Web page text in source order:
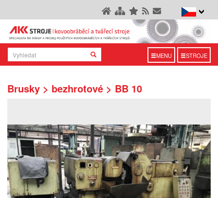
MENU STROJE
Brusky > bezhrotové > BB 10